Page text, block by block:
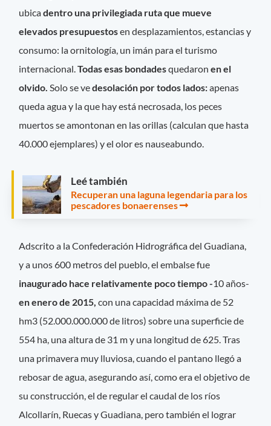
ubicadentro una privilegiada ruta que mueve
elevados presupuestosen desplazamientos, estancias y
consumo: la ornitología, un imán para el turismo
internacional. Todas esas bondadesquedaron en el
olvido. Solo se vedesolación por todos lados:apenas
queda agua y la que hay está necrosada, los peces
muertos se amontonan en las orillas (calculan que hasta
40.000 ejemplares) y el olor es nauseabundo.
Leé también
Recuperan una laguna legendaria para los
pescadores bonaerenses
Adscrito a la Confederación Hidrográfica del Guadiana,
y a unos 600 metros del pueblo, el embalse fue
inaugurado hace relativamente poco tiempo -10 años-
en enero de 2015,con una capacidad máxima de 52
hm3 (52.000.000.000 de litros) sobre una superficie de
554 ha, una altura de 31 m y una longitud de 625. Tras
una primavera muy lluviosa, cuando el pantano llegó a
rebosar de agua, asegurando así, como era el objetivo de
su construcción, el de regular el caudal de los ríos
Alcollarín, Ruecas y Guadiana, pero también el lograr